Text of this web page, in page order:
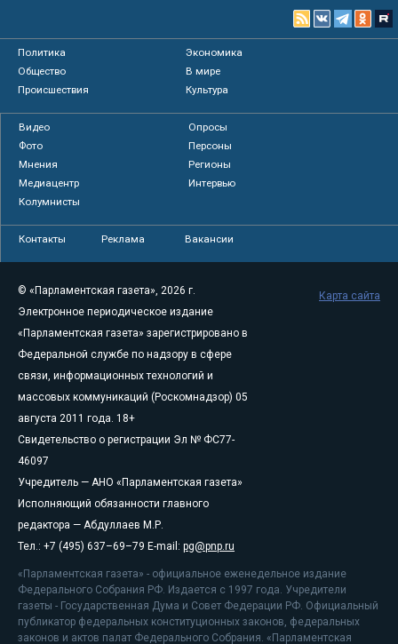
Политика
Экономика
Общество
В мире
Происшествия
Культура
Видео
Опросы
Фото
Персоны
Мнения
Регионы
Медиацентр
Интервью
Колумнисты
Контакты Реклама Вакансии
© «Парламентская газета», 2026 г.
Электронное периодическое издание
«Парламентская газета» зарегистрировано в
Федеральной службе по надзору в сфере
связи, информационных технологий и
массовых коммуникаций (Роскомнадзор) 05
августа 2011 года. 18+
Свидетельство о регистрации Эл № ФС77-
46097
Учредитель — АНО «Парламентская газета»
Исполняющий обязанности главного
редактора — Абдуллаев М.Р.
Тел.: +7 (495) 637–69–79 E-mail: pg@pnp.ru
«Парламентская газета» - официальное еженедельное издание
Федерального Собрания РФ. Издается с 1997 года. Учредители
газеты - Государственная Дума и Совет Федерации РФ. Официальный
публикатор федеральных конституционных законов, федеральных
законов и актов палат Федерального Собрания. «Парламентская
Карта сайта